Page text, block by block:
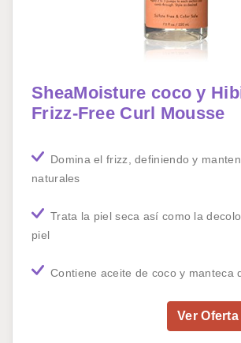
SheaMoisture coco y
Frizz-Free Curl Mousse
Domina el frizz, definiendo y
naturales
Trata la piel seca así como la
piel
Contiene aceite de coco y manteca
Ver